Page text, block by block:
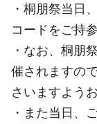
・桐朋祭当日
コードをご持
・なお、桐朋
催されますの
さいますよう
・また当日、